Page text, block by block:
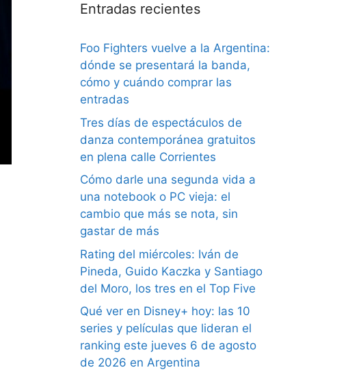
Entradas recientes
Foo Fighters vuelve a la Argentina:
dónde se presentará la banda,
cómo y cuándo comprar las
entradas
Tres días de espectáculos de
danza contemporánea gratuitos
en plena calle Corrientes
Cómo darle una segunda vida a
una notebook o PC vieja: el
cambio que más se nota, sin
gastar de más
Rating del miércoles: Iván de
Pineda, Guido Kaczka y Santiago
del Moro, los tres en el Top Five
Qué ver en Disney+ hoy: las 10
series y películas que lideran el
ranking este jueves 6 de agosto
de 2026 en Argentina